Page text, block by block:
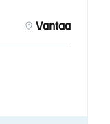
Vantaa